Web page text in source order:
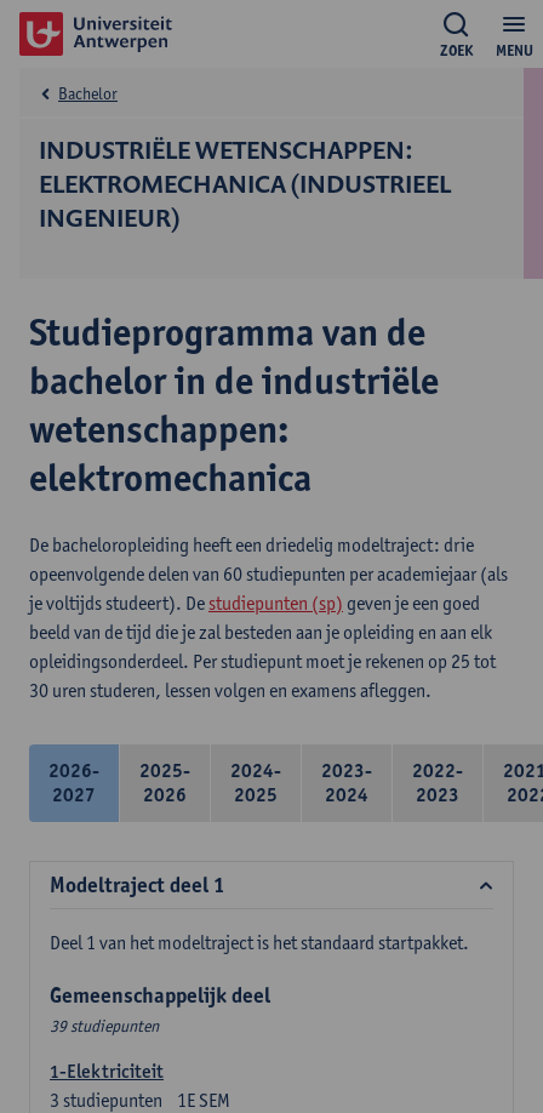
MENU
ZOEK
INDUSTRIËLE WETENSCHAPPEN:
ELEKTROMECHANICA (INDUSTRIEEL
INGENIEUR)
Bachelor
Studieprogramma van de
bachelor in de industriële
wetenschappen:
elektromechanica
De bacheloropleiding heeft een driedelig modeltraject: drie
opeenvolgende delen van 60 studiepunten per academiejaar (als
je voltijds studeert). De studiepunten (sp) geven je een goed
beeld van de tijd die je zal besteden aan je opleiding en aan elk
opleidingsonderdeel. Per studiepunt moet je rekenen op 25 tot
30 uren studeren, lessen volgen en examens afleggen.
2026-
2027
2025-
2026
2024-
2025
2023-
2024
2022-
2023
Modeltraject deel 1
Deel 1 van het modeltraject is het standaard startpakket.
Gemeenschappelijk deel
39 studiepunten
1-Elektriciteit
1E SEM
3 studiepunten